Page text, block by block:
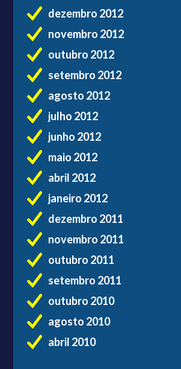
dezembro 2012
novembro 2012
outubro 2012
setembro 2012
agosto 2012
julho 2012
junho 2012
maio 2012
abril 2012
janeiro 2012
dezembro 2011
novembro 2011
outubro 2011
setembro 2011
outubro 2010
agosto 2010
abril 2010